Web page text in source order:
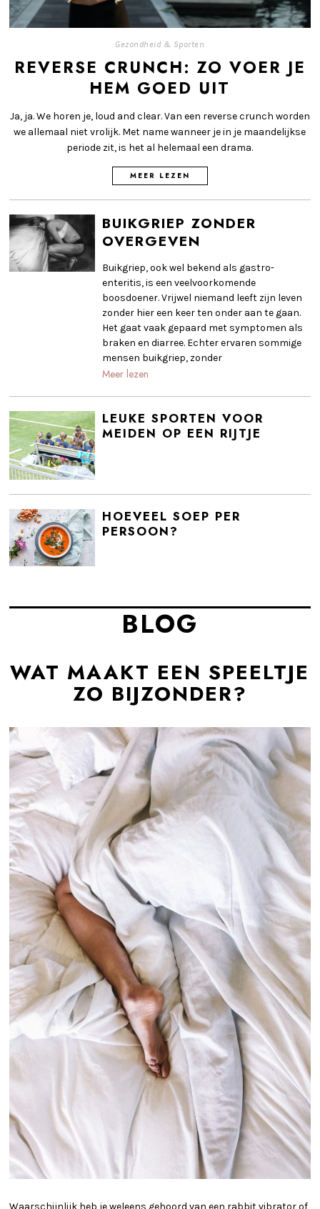
Gezondheid & Sporten
REVERSE CRUNCH: ZO VOER JE
HEM GOED UIT
Ja, ja. We horen je, loud and clear. Van een reverse crunch worden
we allemaal niet vrolijk. Met name wanneer je in je maandelijkse
periode zit, is het al helemaal een drama.
MEER LEZEN
BUIKGRIEP ZONDER
OVERGEVEN
Buikgriep, ook wel bekend als gastro-
enteritis, is een veelvoorkomende
boosdoener. Vrijwel niemand leeft zijn leven
zonder hier een keer ten onder aan te gaan.
Het gaat vaak gepaard met symptomen als
braken en diarree. Echter ervaren sommige
mensen buikgriep, zonder
Meer lezen
LEUKE SPORTEN VOOR
MEIDEN OP EEN RIJTJE
HOEVEEL SOEP PER
PERSOON?
BLOG
WAT MAAKT EEN SPEELTJE
ZO BIJZONDER?
Waarschijnlijk heb je weleens gehoord van een rabbit vibrator of